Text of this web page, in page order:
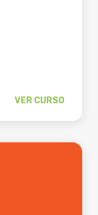
VER CURSO